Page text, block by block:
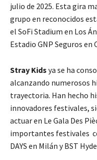
julio de 2025. Esta gira
grupo en reconocidos
el SoFi Stadium en Los
Estadio GNP Seguros en
Stray Kids ya se ha
alcanzando numerosos
trayectoria. Han hecho
innovadores festivales,
actuar en Le Gala Des
importantes festivales
DAYS en Milán y BST